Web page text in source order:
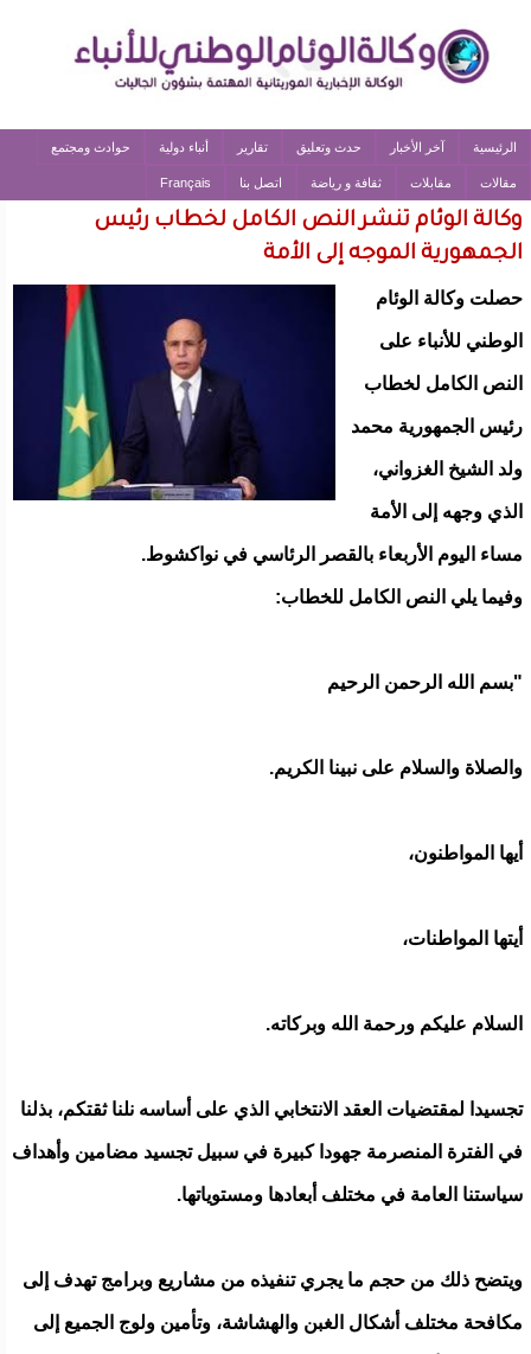
الرئيسية آخر الأخبار حدث وتعليق تقارير أنباء دولية حوادث ومجتمع
مقالات مقابلات ثقافة و رياضة اتصل بنا Français
وكالة الوئام تنشر النص الكامل لخطاب رئيس
الجمهورية الموجه إلى الأمة
حصلت وكالة الوئام
الوطني للأنباء على
النص الكامل لخطاب
رئيس الجمهورية محمد
ولد الشيخ الغزواني،
الذي وجهه إلى الأمة
مساء اليوم الأربعاء بالقصر الرئاسي في نواكشوط.
وفيما يلي النص الكامل للخطاب:
"بسم الله الرحمن الرحيم
والصلاة والسلام على نبينا الكريم.
أيها المواطنون،
أيتها المواطنات،
السلام عليكم ورحمة الله وبركاته.
تجسيدا لمقتضيات العقد الانتخابي الذي على أساسه نلنا ثقتكم، بذلنا
في الفترة المنصرمة جهودا كبيرة في سبيل تجسيد مضامين وأهداف
سياستنا العامة في مختلف أبعادها ومستوياتها.
ويتضح ذلك من حجم ما يجري تنفيذه من مشاريع وبرامج تهدف إلى
مكافحة مختلف أشكال الغبن والهشاشة، وتأمين ولوج الجميع إلى